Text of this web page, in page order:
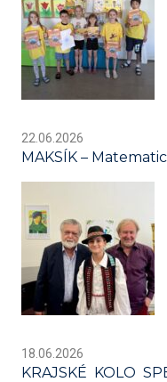
22.06.2026
MAKSÍK –
18.06.2026
KRAJSKÉ KOLO